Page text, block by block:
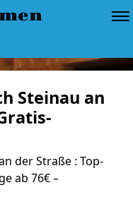
Steinau an
der Straße : Top-
ab 76€ –